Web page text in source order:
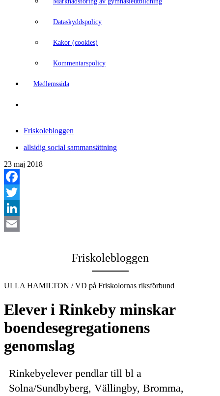
Dataskyddspolicy
Kakor (cookies)
Kommentarspolicy
Medlemssida
Friskolebloggen
allsidig social sammansättning
23 maj 2018
Facebook
Twitter
LinkedIn
Friskolebloggen
ULLA HAMILTON / VD på Friskolornas riksförbund
Elever i Rinkeby minskar
boendesegregationens
genomslag
Rinkebyelever pendlar till bl a
Solna/Sundbyberg, Vällingby, Bromma,